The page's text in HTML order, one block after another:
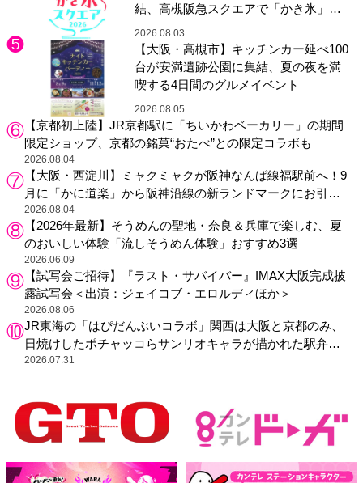
結、高槻阪急スクエアで「かき氷」祭
り
2026.08.03
【大阪・高槻市】キッチンカー延べ100
台が安満遺跡公園に集結、夏の夜を満
喫する4日間のグルメイベント
2026.08.05
【京都初上陸】JR京都駅に「ちいかわベーカリー」の期間
限定ショップ、京都の銘菓“おたべ”との限定コラボも
2026.08.04
【大阪・西淀川】ミャクミャクが阪神なんば線福駅前へ！9
月に「かに道楽」から阪神沿線の新ランドマークにお引っ
越し
2026.08.04
【2026年最新】そうめんの聖地・奈良＆兵庫で楽しむ、夏
のおいしい体験「流しそうめん体験」おすすめ3選
2026.06.09
【試写会ご招待】『ラスト・サバイバー』IMAX大阪完成披
露試写会＜出演：ジェイコブ・エロルディほか＞
2026.08.06
JR東海の「はぴだんぶいコラボ」関西は大阪と京都のみ、
日焼けしたポチャッコらサンリオキャラが描かれた駅弁や
グッズが登場
2026.07.31